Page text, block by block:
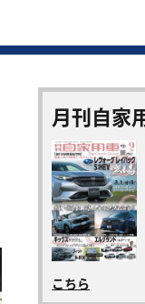
月刊自家
こちら